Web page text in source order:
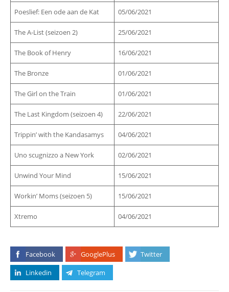
Poeslief: Een ode aan de Kat 05/06/2021
The A-List (seizoen 2) 25/06/2021
The Book of Henry 16/06/2021
The Bronze 01/06/2021
The Girl on the Train 01/06/2021
The Last Kingdom (seizoen 4) 22/06/2021
Trippin’ with the Kandasamys 04/06/2021
Uno scugnizzo a New York 02/06/2021
Unwind Your Mind 15/06/2021
Workin’ Moms (seizoen 5) 15/06/2021
Xtremo 04/06/2021
Facebook GooglePlus
Twitter
Linkedin
Telegram